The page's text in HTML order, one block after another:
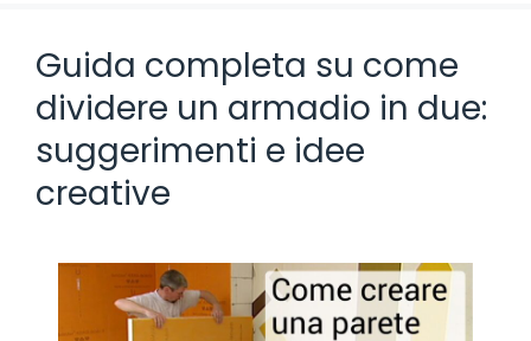
Guida completa su come
dividere un armadio in due:
suggerimenti e idee
creative